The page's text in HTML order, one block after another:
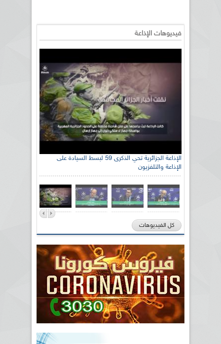
فيديوهات الإذاعة
الإذاعة الجزائرية تحي الذكرى 59 لبسط السيادة على
الإذاعة والتلفزيون
كل الفيديوهات